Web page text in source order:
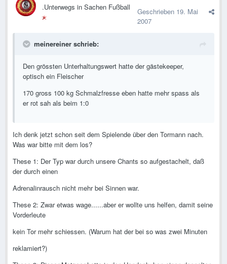
.Unterwegs in Sachen Fußball Geschrieben 19. Mai
2007
meinereiner schrieb:
Den grössten Unterhaltungswert hatte der gästekeeper,
optisch ein Fleischer
170 gross 100 kg Schmalzfresse eben hatte mehr spass als
er rot sah als beim 1:0
Ich denk jetzt schon seit dem Spielende über den Tormann nach.
Was war bitte mit dem los?
These 1: Der Typ war durch unsere Chants so aufgestachelt, daß
der durch einen
Adrenalinrausch nicht mehr bei Sinnen war.
These 2: Zwar etwas wage......aber er wollte uns helfen, damit seine
Vorderleute
kein Tor mehr schiessen. (Warum hat der bei so was zwei Minuten
reklamiert?)